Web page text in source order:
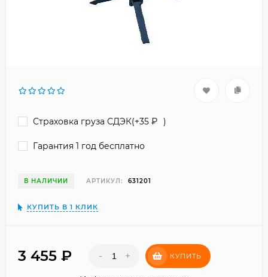
Страховка груза СДЭК(+35 )
Гарантия 1 год бесплатно
В НАЛИЧИИ АРТИКУЛ: 631201
КУПИТЬ В 1 КЛИК
3 455 - + КУПИТЬ